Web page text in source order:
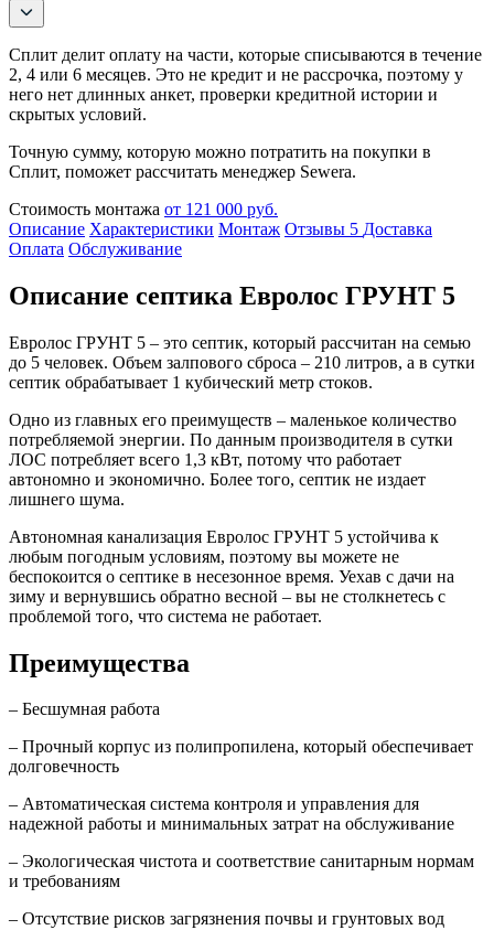
Сплит делит оплату на части, которые списываются в течение
2, 4 или 6 месяцев. Это не кредит и не рассрочка, поэтому у
него нет длинных анкет, проверки кредитной истории и
скрытых условий.
Точную сумму, которую можно потратить на покупки в
Сплит, поможет рассчитать менеджер Sewera.
Стоимость монтажа от 121 000 руб.
Описание Характеристики Монтаж Отзывы 5 Доставка
Оплата Обслуживание
Описание септика Евролос ГРУНТ 5
Евролос ГРУНТ 5 – это септик, который рассчитан на семью
до 5 человек. Объем залпового сброса – 210 литров, а в сутки
септик обрабатывает 1 кубический метр стоков.
Одно из главных его преимуществ – маленькое количество
потребляемой энергии. По данным производителя в сутки
ЛОС потребляет всего 1,3 кВт, потому что работает
автономно и экономично. Более того, септик не издает
лишнего шума.
Автономная канализация Евролос ГРУНТ 5 устойчива к
любым погодным условиям, поэтому вы можете не
беспокоится о септике в несезонное время. Уехав с дачи на
зиму и вернувшись обратно весной – вы не столкнетесь с
проблемой того, что система не работает.
Преимущества
– Бесшумная работа
– Прочный корпус из полипропилена, который обеспечивает
долговечность
– Автоматическая система контроля и управления для
надежной работы и минимальных затрат на обслуживание
– Экологическая чистота и соответствие санитарным нормам
и требованиям
– Отсутствие рисков загрязнения почвы и грунтовых вод